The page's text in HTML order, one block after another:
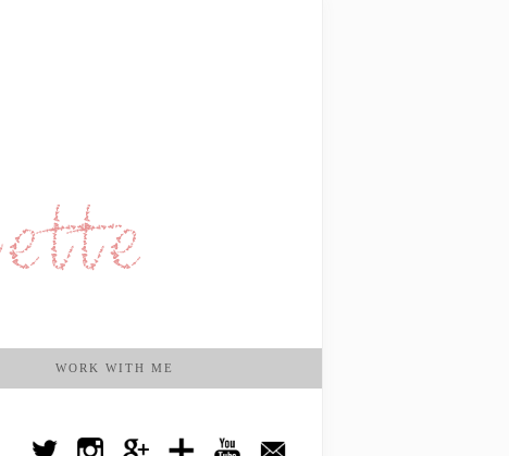
WORK WITH ME